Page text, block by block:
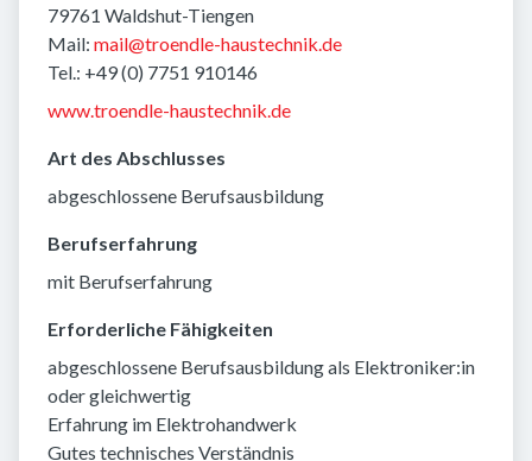
79761 Waldshut-Tiengen
Mail: mail@troendle-haustechnik.de
Tel.: +49 (0) 7751 910146
www.troendle-haustechnik.de
Art des Abschlusses
abgeschlossene Berufsausbildung
Berufserfahrung
mit Berufserfahrung
Erforderliche Fähigkeiten
abgeschlossene Berufsausbildung als Elektroniker:in
oder gleichwertig
Erfahrung im Elektrohandwerk
Gutes technisches Verständnis